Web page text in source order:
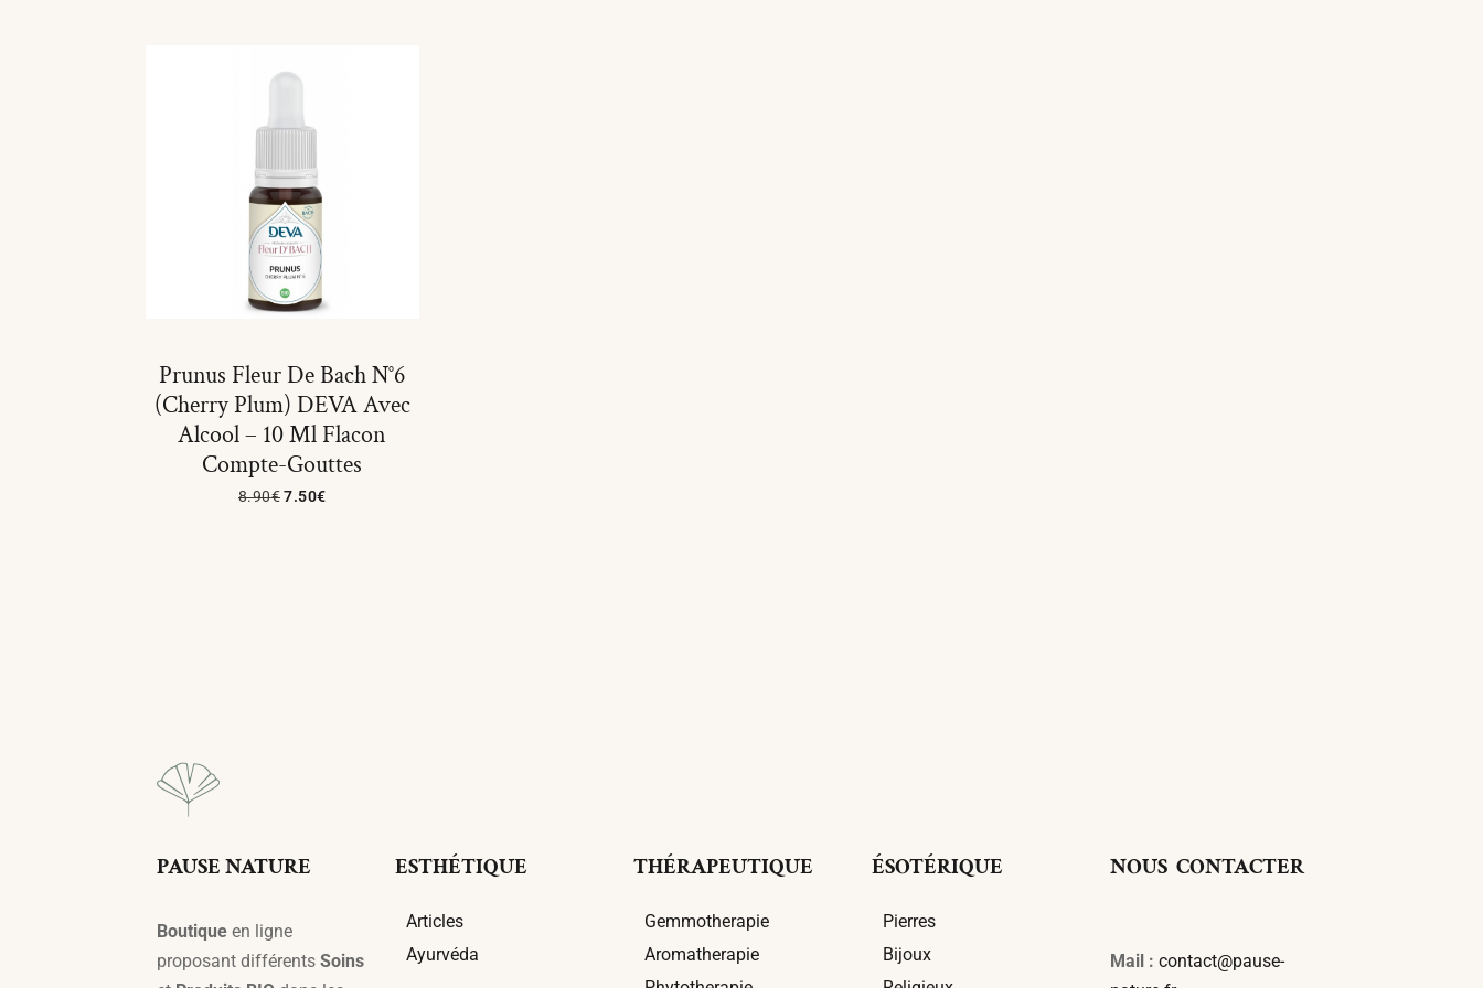
Prunus Fleur De Bach N°6
(Cherry Plum) DEVA Avec
Alcool – 10 Ml Flacon
Compte-Gouttes
8.90€ 7.50€
PAUSE NATURE
Boutique en ligne
proposant différents Soins
ESTHÉTIQUE
Articles
Ayurvéda
THÉRAPEUTIQUE
Gemmotherapie
Aromatherapie
ÉSOTÉRIQUE
Pierres
Bijoux
NOUS CONTACTER
Mail : contact@pause-